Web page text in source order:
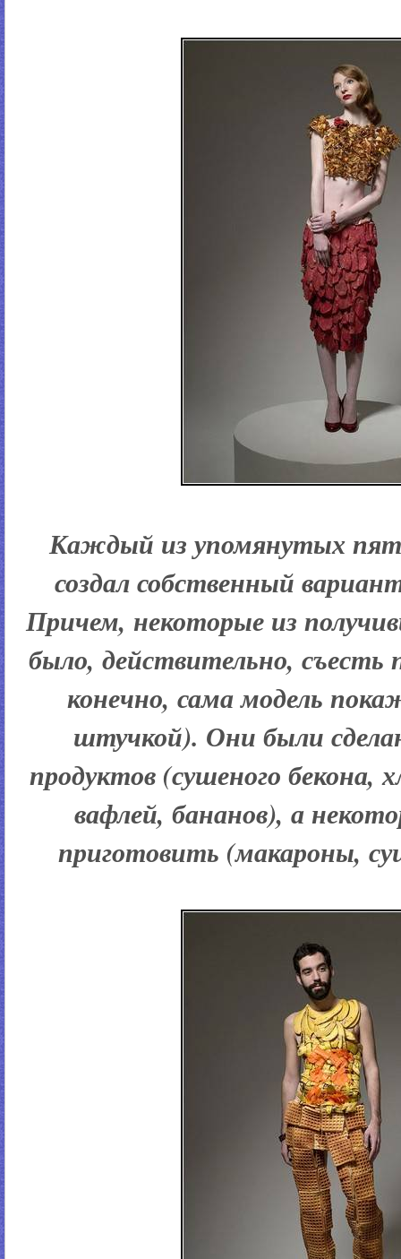
Каждый из упомянутых
создал собственный
Причем, некоторые из
было, действительно, съесть
конечно, сама модель
штучкой). Они были
продуктов (сушеного бекона,
вафлей, бананов), а
приготовить (макароны,